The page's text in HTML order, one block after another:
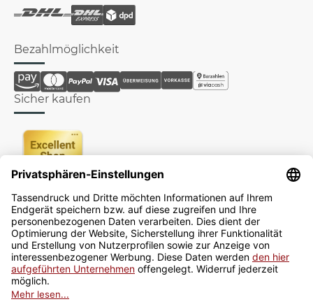
Bezahlmöglichkeit
Sicher kaufen
Newsletter